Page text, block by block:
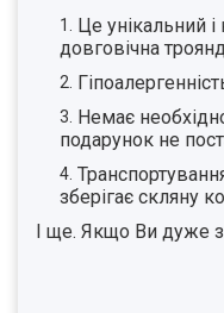
Це унікальний
довговічна
Немає
подарунок не
зберігає скляну
І ще. Якщо Ви дуже